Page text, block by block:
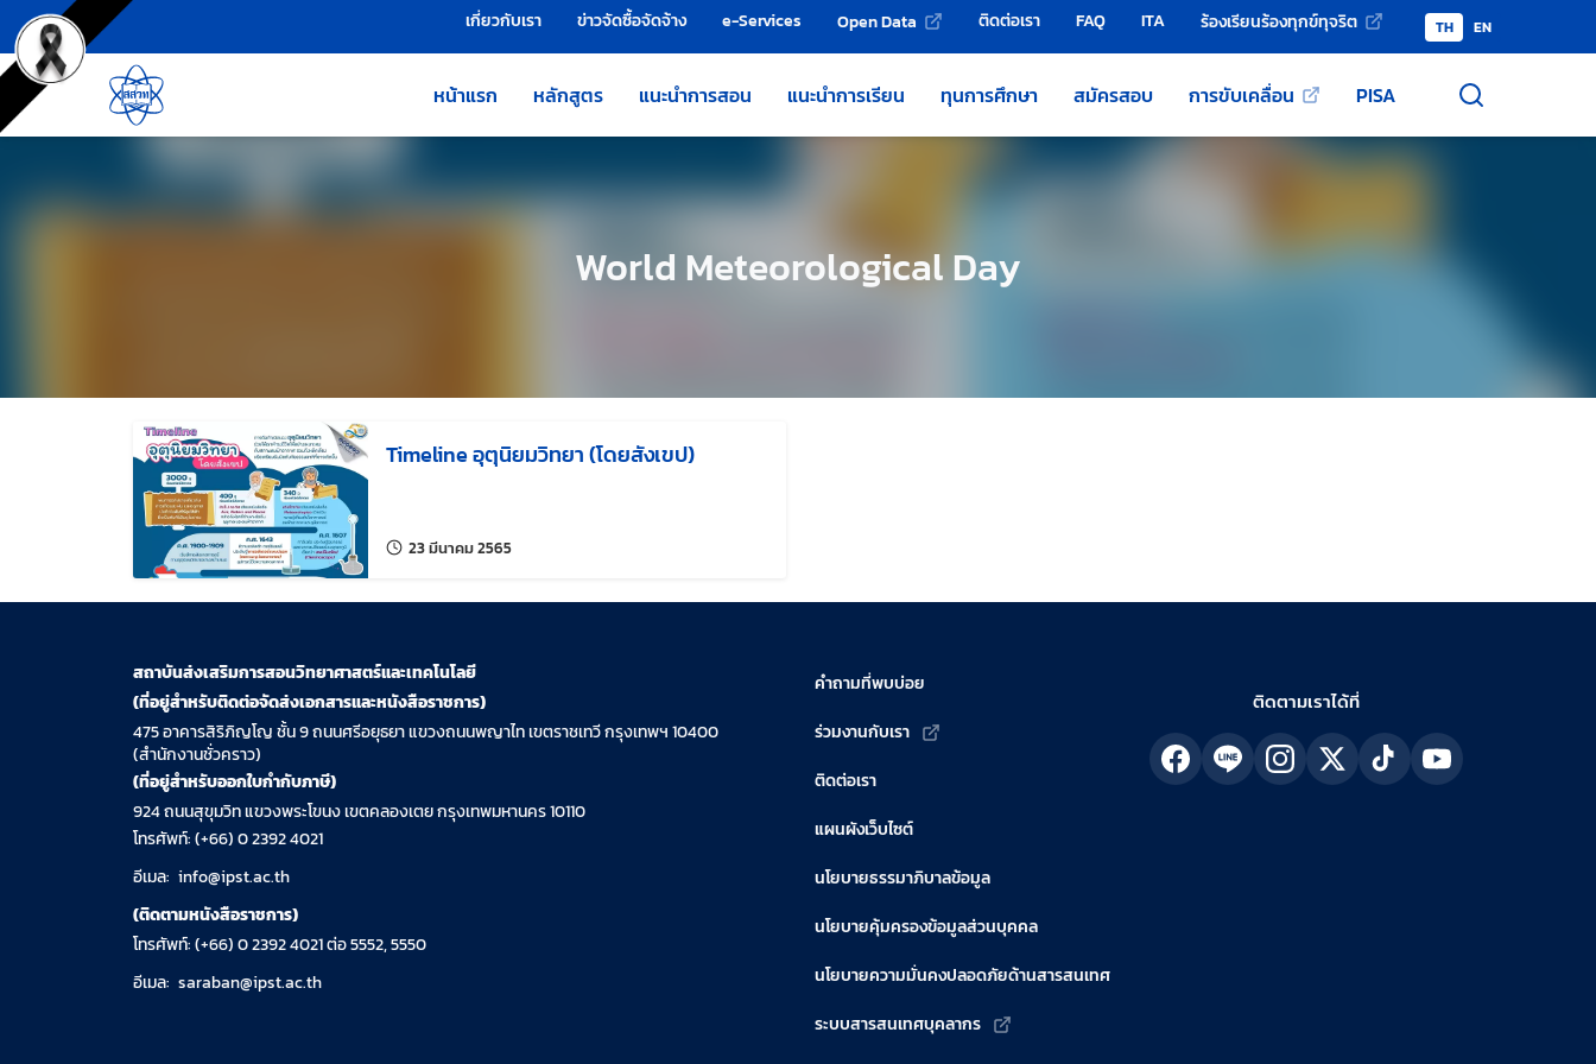
ข้ามไปยังเนื้อหาหลัก
เครื่องมือช่วยเหลือ เกี่ยวกับเรา ข่าวจัดซื้อจัดจ้าง e-Services Open Data ติดต่อเรา FAQ ITA ร้องเรียนร้องทุกข์ทุจริต TH EN
หน้าแรก หลักสูตร แนะนำการสอน แนะนำการเรียน ทุนการศึกษา สมัครสอบ การขับเคลื่อน PISA
World Meteorological Day
Timeline อุตุนิยมวิทยา (โดยสังเขป)
23 มีนาคม 2565แก้ไขล่าสุดเมื่อ:
สถาบันส่งเสริมการสอนวิทยาศาสตร์และเทคโนโลยี
(ที่อยู่สำหรับติดต่อจัดส่งเอกสารและหนังสือราชการ)
475 อาคารสิริภิญโญ ชั้น 9 ถนนศรีอยุธยา แขวงถนนพญาไท เขตราชเทวี กรุงเทพฯ 10400
(สำนักงานชั่วคราว)
(ที่อยู่สำหรับออกใบกำกับภาษี)
924 ถนนสุขุมวิท แขวงพระโขนง เขตคลองเตย กรุงเทพมหานคร 10110
โทรศัพท์: (+66) 0 2392 4021
อีเมล: info@ipst.ac.th
(ติดตามหนังสือราชการ)
โทรศัพท์: (+66) 0 2392 4021 ต่อ 5552, 5550
อีเมล: saraban@ipst.ac.th
คำถามที่พบบ่อย
ร่วมงานกับเรา
ติดต่อเรา
แผนผังเว็บไซต์
นโยบายธรรมาภิบาลข้อมูล
นโยบายคุ้มครองข้อมูลส่วนบุคคล
นโยบายความมั่นคงปลอดภัยด้านสารสนเทศ
ระบบสารสนเทศบุคลากร
ติดตามเราได้ที่